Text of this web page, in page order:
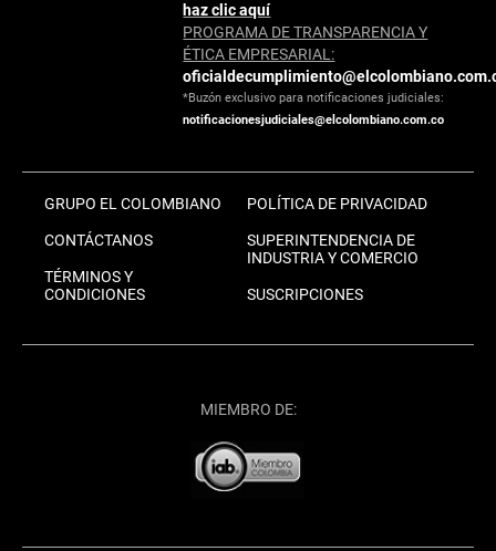
haz clic aquí
PROGRAMA DE TRANSPARENCIA Y
ÉTICA EMPRESARIAL:
*Buzón exclusivo para notificaciones judiciales:
notificacionesjudiciales@elcolombiano.com.co
GRUPO EL COLOMBIANO
CONTÁCTANOS
TÉRMINOS Y
CONDICIONES
POLÍTICA DE PRIVACIDAD
SUPERINTENDENCIA DE
INDUSTRIA Y COMERCIO
SUSCRIPCIONES
MIEMBRO DE: